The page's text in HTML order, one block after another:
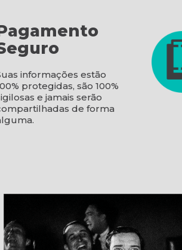
informações estão
protegidas, são 100%
e jamais serão
de forma